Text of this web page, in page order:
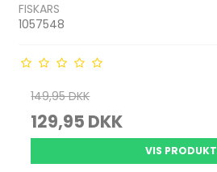
FISKARS
1057548
149,95 DKK
129,95 DKK
VIS PRODUKT